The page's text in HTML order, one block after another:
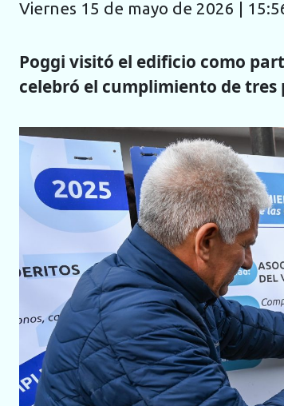
viernes 15 de mayo de 2026 |
Poggi visitó el edificio como
celebró el cumplimiento de